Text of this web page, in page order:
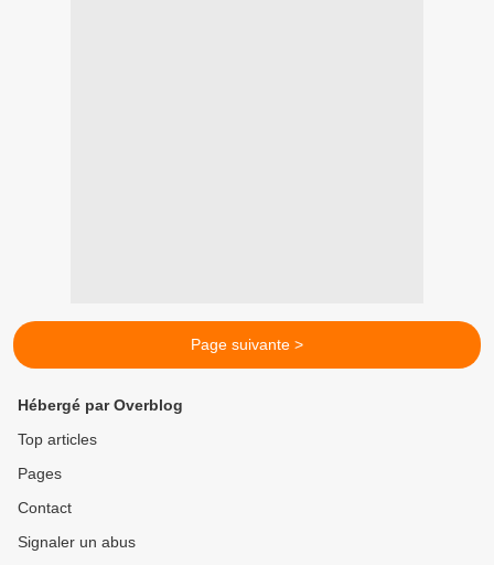
Page suivante >
Hébergé par Overblog
Top articles
Pages
Contact
Signaler un abus